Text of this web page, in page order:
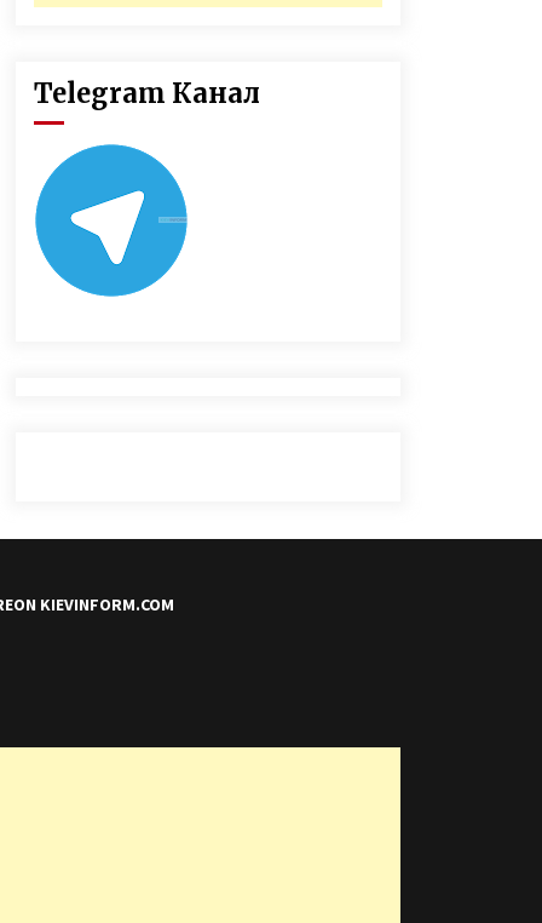
Telegram Канал
KIEVINFORM.COM